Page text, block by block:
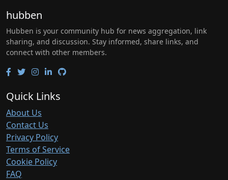
hubben
Hubben is your community hub for news aggregation, link
sharing, and discussion. Stay informed, share links, and
connect with other members.
Quick Links
About Us
Contact Us
Privacy Policy
Terms of Service
Cookie Policy
FAQ